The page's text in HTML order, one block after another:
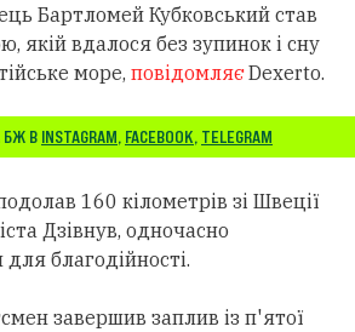
Бартломей Кубковський став
вдалося без зупинок і сну
море, повідомляєDexerto.
БЖ В INSTAGRAM, FACEBOOK, TELEGRAM
160 кілометрів зі Швеції
Дзівнув, одночасно
благодійності.
завершив заплив із п'ятої